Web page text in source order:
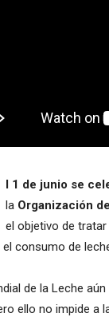
l 1 de junio se
la Organización
el objetivo de
el consumo de
de la Leche
ello no impide a